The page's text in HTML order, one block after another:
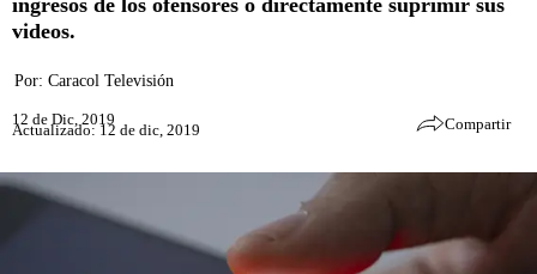
ingresos de los ofensores o directamente suprimir sus
videos.
Por: Caracol Televisión
12 de Dic, 2019
Actualizado: 12 de dic, 2019 Compartir